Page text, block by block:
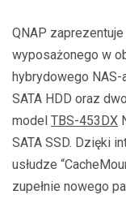
QNAP
wyposażonego w
hybrydowego NAS-
SATA HDD oraz
model TBS-453DX
SATA SSD. Dzięki
usłudze
zupełnie nowego